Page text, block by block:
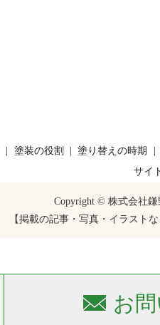
お
塗装の役割 塗り替えの時期
サイ
Copyright © 株式会社鎌
【掲載の記事・写真・イラスト